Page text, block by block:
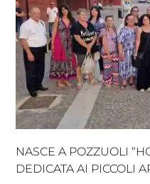
NASCE A POZZUOLI
DEDICATA AI PICCOLI